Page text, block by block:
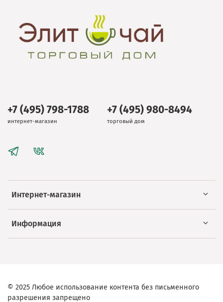
Интернет-магазин
Информация
+7 (495) 798-1788
интернет-магазин
+7 (495) 980-8494
торговый дом
© 2025 Любое использование контента без письменного
разрешения запрещено